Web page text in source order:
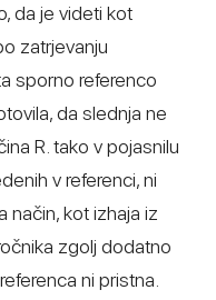
da je videti kot
zatrjevanju
sporno referenco
da slednja ne
R. tako v pojasnilu
v referenci, ni
način, kot izhaja iz
zgolj dodatno
ni pristna.